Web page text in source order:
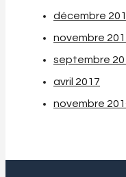
décembre
novembre
septembre
avril 2017
novembre